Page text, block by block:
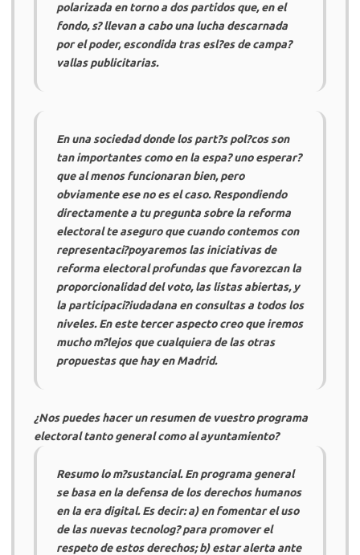
polarizada en torno a dos partidos que, en el
fondo, s? llevan a cabo una lucha descarnada
por el poder, escondida tras esl?es de campa?
vallas publicitarias.
En una sociedad donde los part?s pol?cos son
tan importantes como en la espa? uno esperar?
que al menos funcionaran bien, pero
obviamente ese no es el caso. Respondiendo
directamente a tu pregunta sobre la reforma
electoral te aseguro que cuando contemos con
representaci?poyaremos las iniciativas de
reforma electoralprofundasque favorezcan la
proporcionalidad del voto, las listas abiertas, y
la participaci?iudadana en consultas a todos los
niveles. En este tercer aspecto creo que iremos
mucho m?lejos que cualquiera de las otras
propuestas que hay en Madrid.
¿Nos puedes hacer un resumen de vuestro programa
electoral tanto general como al ayuntamiento?
Resumo lo m?sustancial. En programa general
se basa en la defensa de los derechos humanos
en la era digital. Es decir: a) en fomentar el uso
de las nuevas tecnolog? para promover el
respeto de estos derechos; b) estar alerta ante